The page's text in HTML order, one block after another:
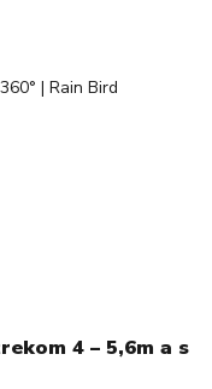
4 – 5,6m a s